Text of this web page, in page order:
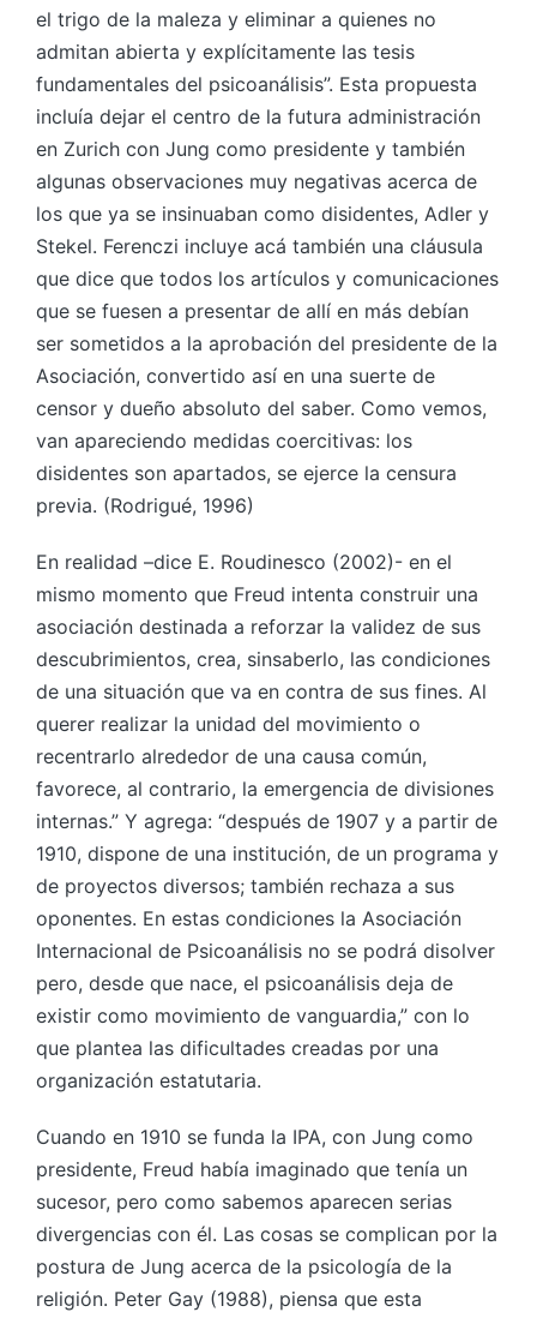
el trigo de la maleza y eliminar a quienes no
admitan abierta y explícitamente las tesis
fundamentales del psicoanálisis”. Esta propuesta
incluía dejar el centro de la futura administración
en Zurich con Jung como presidente y también
algunas observaciones muy negativas acerca de
los que ya se insinuaban como disidentes, Adler y
Stekel. Ferenczi incluye acá también una cláusula
que dice que todos los artículos y comunicaciones
que se fuesen a presentar de allí en más debían
ser sometidos a la aprobación del presidente de la
Asociación, convertido así en una suerte de
censor y dueño absoluto del saber. Como vemos,
van apareciendo medidas coercitivas: los
disidentes son apartados, se ejerce la censura
previa. (Rodrigué, 1996)
En realidad –dice E. Roudinesco (2002)- en el
mismo momento que Freud intenta construir una
asociación destinada a reforzar la validez de sus
descubrimientos, crea, sinsaberlo, las condiciones
de una situación que va en contra de sus fines. Al
querer realizar la unidad del movimiento o
recentrarlo alrededor de una causa común,
favorece, al contrario, la emergencia de divisiones
internas.” Y agrega: “después de 1907 y a partir de
1910, dispone de una institución, de un programa y
de proyectos diversos; también rechaza a sus
oponentes. En estas condiciones la Asociación
Internacional de Psicoanálisis no se podrá disolver
pero, desde que nace, el psicoanálisis deja de
existir como movimiento de vanguardia,” con lo
que plantea las dificultades creadas por una
organización estatutaria.
Cuando en 1910 se funda la IPA, con Jung como
presidente, Freud había imaginado que tenía un
sucesor, pero como sabemos aparecen serias
divergencias con él. Las cosas se complican por la
postura de Jung acerca de la psicología de la
religión. Peter Gay (1988), piensa que esta